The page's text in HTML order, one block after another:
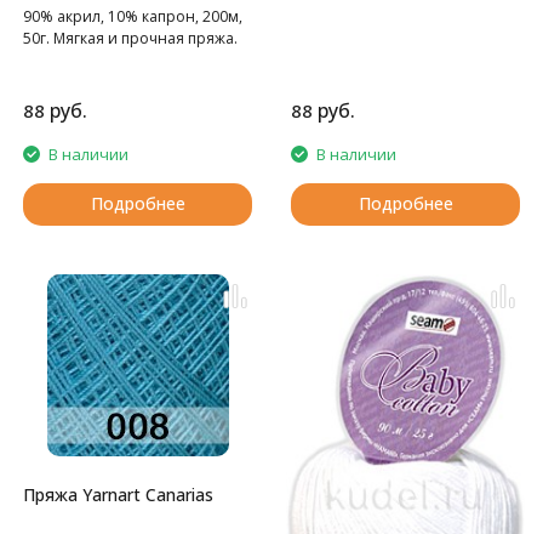
90% акрил, 10% капрон, 200м,
50г. Мягкая и прочная пряжа.
88 руб.
В наличии
Подробнее
88 руб.
В наличии
Подробнее
Пряжа Yarnart Canarias